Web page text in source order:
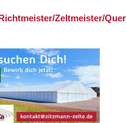
Zeltmeister/